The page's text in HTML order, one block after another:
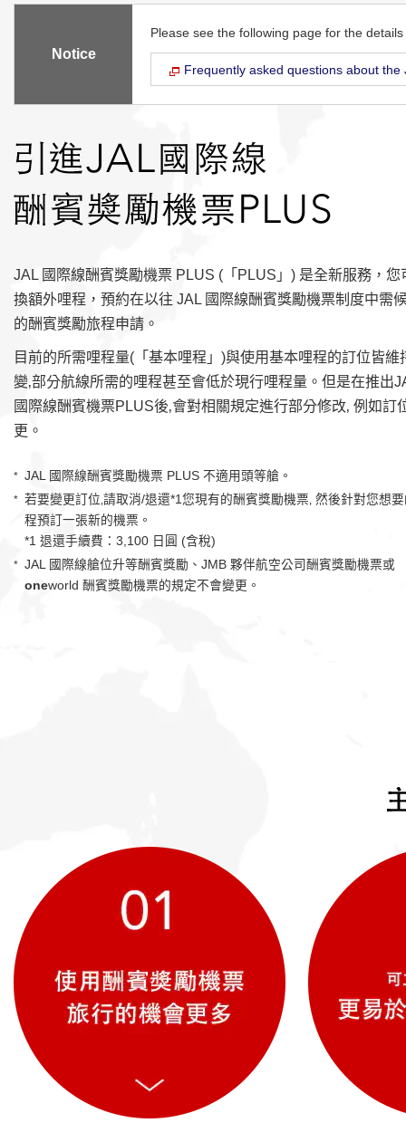
Notice
Please see the following page for the
Frequently asked questions about the
JAL 國際線酬賓獎勵機票 PLUS (「PLUS」) 是全新服務，您
換額外哩程，預約在以往 JAL 國際線酬賓獎勵機票制度中需
的酬賓獎勵旅程申請。
目前的所需哩程量(「基本哩程」)與使用基本哩程的訂位皆維
變‚部分航線所需的哩程甚至會低於現行哩程量。但是在推出
國際線酬賓機票PLUS後‚會對相關規定進行部分修改‚ 例如訂
更。
* JAL 國際線酬賓獎勵機票 PLUS 不適用頭等艙。
* 若要變更訂位‚請取消/退還*1您現有的酬賓獎勵機票‚ 然後針對您想
程預訂一張新的機票。
*1 退還手續費：3,100 日圓 (含稅)
* JAL 國際線艙位升等酬賓獎勵、JMB 夥伴航空公司酬賓獎勵機票或
oneworld 酬賓獎勵機票的規定不會變更。